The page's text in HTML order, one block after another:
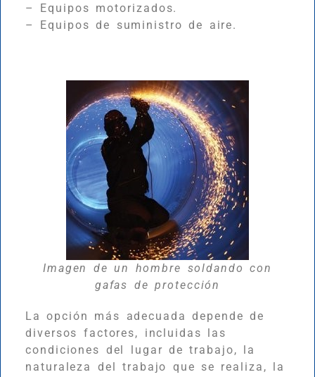
– Equipos motorizados.
– Equipos de suministro de aire.
Imagen de un hombre soldando con
gafas de protección
La opción más adecuada depende de
diversos factores, incluidas las
condiciones del lugar de trabajo, la
naturaleza del trabajo que se realiza, la